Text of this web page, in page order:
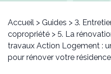
Accueil > Guides > 3.
copropriété > 5. La
travaux Action Logement :
pour rénover votre